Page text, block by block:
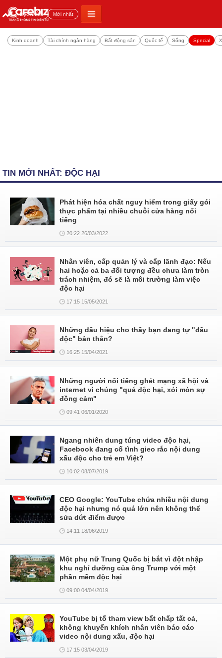
Đọc nhiều Mới nhất
Kinh doanh Tài chính ngân hàng Bất động sản Quốc tế Sống Special
TIN MỚI NHẤT: ĐỘC HẠI
Phát hiện hóa chất nguy hiểm trong giấy gói
thực phẩm tại nhiều chuỗi cửa hàng nổi
tiếng
20:22 26/03/2022
Nhân viên, cấp quản lý và cấp lãnh đạo: Nếu
hai hoặc cả ba đối tượng đều chưa làm tròn
trách nhiệm, đó sẽ là môi trường làm việc
độc hại
17:15 15/05/2021
Những dấu hiệu cho thấy bạn đang tự "đầu
độc" bản thân?
16:25 15/04/2021
Những người nổi tiếng ghét mạng xã hội và
internet vì chúng "quá độc hại, xói mòn sự
đồng cảm"
09:41 06/01/2020
Ngang nhiên dung túng video độc hại,
Facebook đang cố tình gieo rắc nội dung
xấu độc cho trẻ em Việt?
10:02 08/07/2019
CEO Google: YouTube chứa nhiều nội dung
độc hại nhưng nó quá lớn nên không thể
sửa dứt điểm được
14:11 18/06/2019
Một phụ nữ Trung Quốc bị bắt vì đột nhập
khu nghỉ dưỡng của ông Trump với một
phần mềm độc hại
09:00 04/04/2019
YouTube bị tố tham view bất chấp tất cả,
không khuyến khích nhân viên báo cáo
video nội dung xấu, độc hại
17:15 03/04/2019